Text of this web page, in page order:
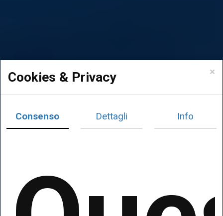
×
Cookies & Privacy
Consenso Dettagli Info